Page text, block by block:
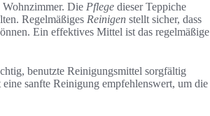
Wohnzimmer. Die Pflege dieser Teppiche
Regelmäßiges Reinigen stellt sicher, dass
Ein effektives Mittel ist das regelmäßige
benutzte Reinigungsmittel sorgfältig
sanfte Reinigung empfehlenswert, um die